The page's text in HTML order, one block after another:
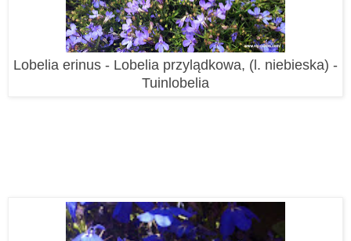
Lobelia erinus - Lobelia przylądkowa, (l. niebieska) -
Tuinlobelia